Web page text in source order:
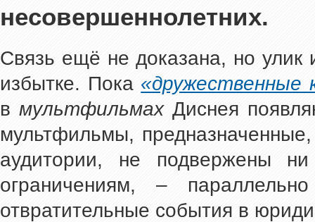
несовершеннолетних.
Связь ещё не доказана, но улик
избытке. Пока «дружественные
в мультфильмахДиснея
мультфильмы,
аудитории, не подвержены
ограничениям, –
отвратительные события в